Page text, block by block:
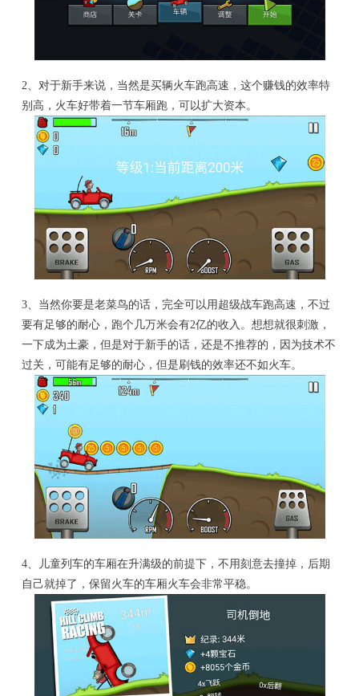
2、对于新手来说，当然是买辆火车跑高速，这个赚钱的效率特
别高，火车好带着一节车厢跑，可以扩大资本。
3、当然你要是老菜鸟的话，完全可以用超级战车跑高速，不过
要有足够的耐心，跑个几万米会有2亿的收入。想想就很刺激，
一下成为土豪，但是对于新手的话，还是不推荐的，因为技术不
过关，可能有足够的耐心，但是刷钱的效率还不如火车。
4、儿童列车的车厢在升满级的前提下，不用刻意去撞掉，后期
自己就掉了，保留火车的车厢火车会非常平稳。